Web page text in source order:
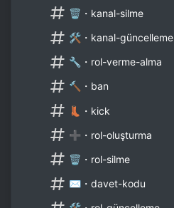
🗑・kanal-silme
🛠・kanal-güncelleme
🔧・rol-verme-alma
🔨・ban
👢・kick
➕・rol-oluşturma
🗑・rol-silme
✉・davet-kodu